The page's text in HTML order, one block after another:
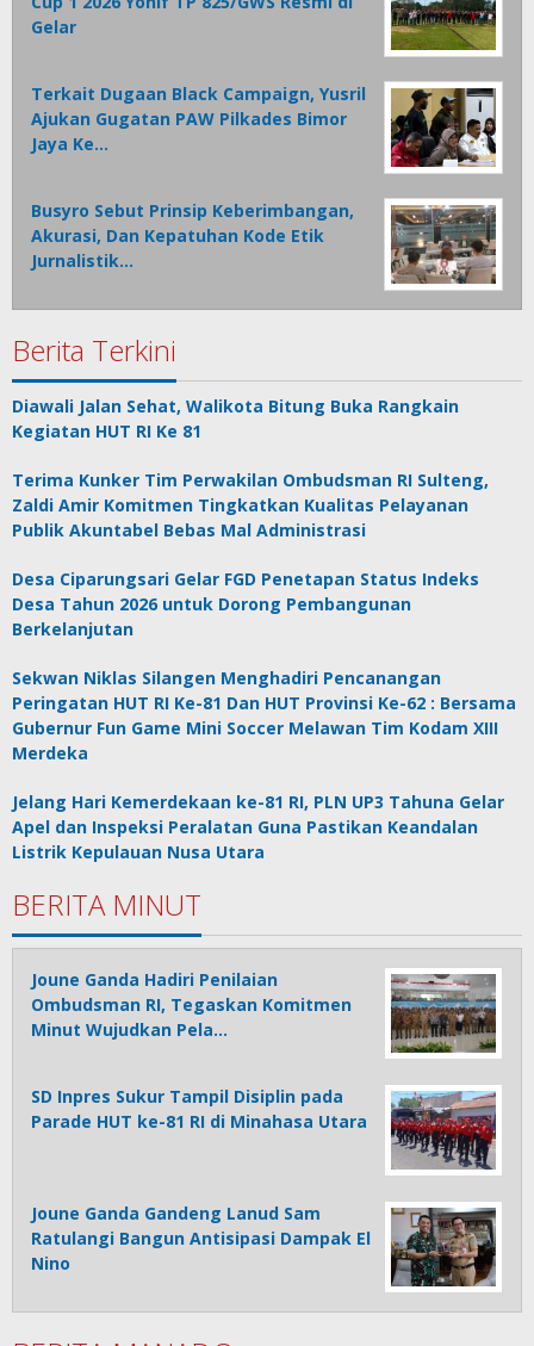
Gelar
Terkait Dugaan Black Campaign, Yusril
Ajukan Gugatan PAW Pilkades Bimor
Jaya Ke…
Busyro Sebut Prinsip Keberimbangan,
Akurasi, Dan Kepatuhan Kode Etik
Jurnalistik…
Berita Terkini
Diawali Jalan Sehat, Walikota Bitung Buka Rangkain
Kegiatan HUT RI Ke 81
Terima Kunker Tim Perwakilan Ombudsman RI Sulteng,
Zaldi Amir Komitmen Tingkatkan Kualitas Pelayanan
Publik Akuntabel Bebas Mal Administrasi
Desa Ciparungsari Gelar FGD Penetapan Status Indeks
Desa Tahun 2026 untuk Dorong Pembangunan
Berkelanjutan
Sekwan Niklas Silangen Menghadiri Pencanangan
Peringatan HUT RI Ke-81 Dan HUT Provinsi Ke-62 : Bersama
Gubernur Fun Game Mini Soccer Melawan Tim Kodam XIII
Merdeka
Jelang Hari Kemerdekaan ke-81 RI, PLN UP3 Tahuna Gelar
Apel dan Inspeksi Peralatan Guna Pastikan Keandalan
Listrik Kepulauan Nusa Utara
BERITA MINUT
Joune Ganda Hadiri Penilaian
Ombudsman RI, Tegaskan Komitmen
Minut Wujudkan Pela…
SD Inpres Sukur Tampil Disiplin pada
Parade HUT ke-81 RI di Minahasa Utara
Joune Ganda Gandeng Lanud Sam
Ratulangi Bangun Antisipasi Dampak El
Nino